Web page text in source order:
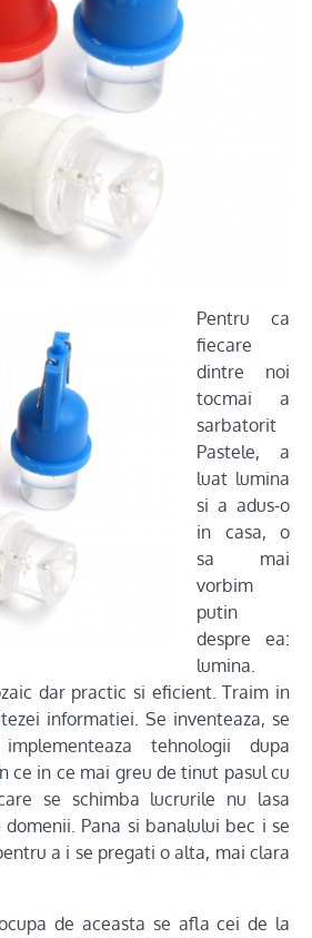
Pentru ca
fiecare
dintre noi
tocmai a
sarbatorit
Pastele, a
luat lumina
si a adus-o
in casa, o
sa mai
vorbim
putin
despre ea:
lumina.
dar practic si eficient. Traim in
informatiei. Se inventeaza, se
tehnologii dupa
ce in ce mai greu de tinut pasul cu
se schimba lucrurile nu lasa
Pana si banalului bec i se
a i se pregati o alta, mai clara
de aceasta se afla cei de la